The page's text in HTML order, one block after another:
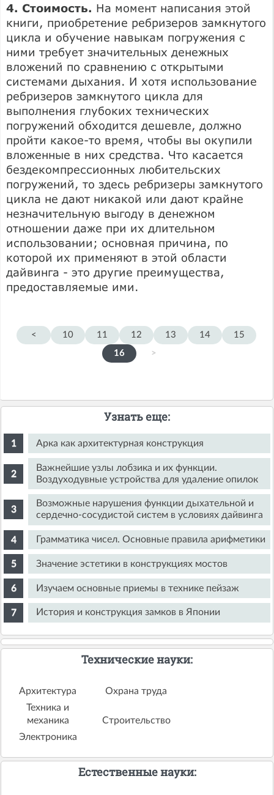
4. Стоимость. На момент написания этой
книги, приобретение ребризеров замкнутого
цикла и обучение навыкам погружения с
ними требует значительных денежных
вложений по сравнению с открытыми
системами дыхания. И хотя использование
ребризеров замкнутого цикла для
выполнения глубоких технических
погружений обходится дешевле, должно
пройти какое-то время, чтобы вы окупили
вложенные в них средства. Что касается
бездекомпрессионных любительских
погружений, то здесь ребризеры замкнутого
цикла не дают никакой или дают крайне
незначительную выгоду в денежном
отношении даже при их длительном
использовании; основная причина, по
которой их применяют в этой области
дайвинга - это другие преимущества,
предоставляемые ими.
< 10 11 12 13 14
15
16
>
Узнать еще:
Арка как архитектурная конструкция
Важнейшие узлы лобзика и их функции.
Воздуходувные устройства для удаление опилок
Возможные нарушения функции дыхательной и
сердечно-сосудистой систем в условиях дайвинга
Грамматика чисел. Основные правила арифметики
Значение эстетики в конструкциях мостов
Изучаем основные приемы в технике пейзаж
История и конструкция замков в Японии
Технические науки:
Архитектура
Охрана труда
Техника и
механика
Строительство
Электроника
Естественные науки: